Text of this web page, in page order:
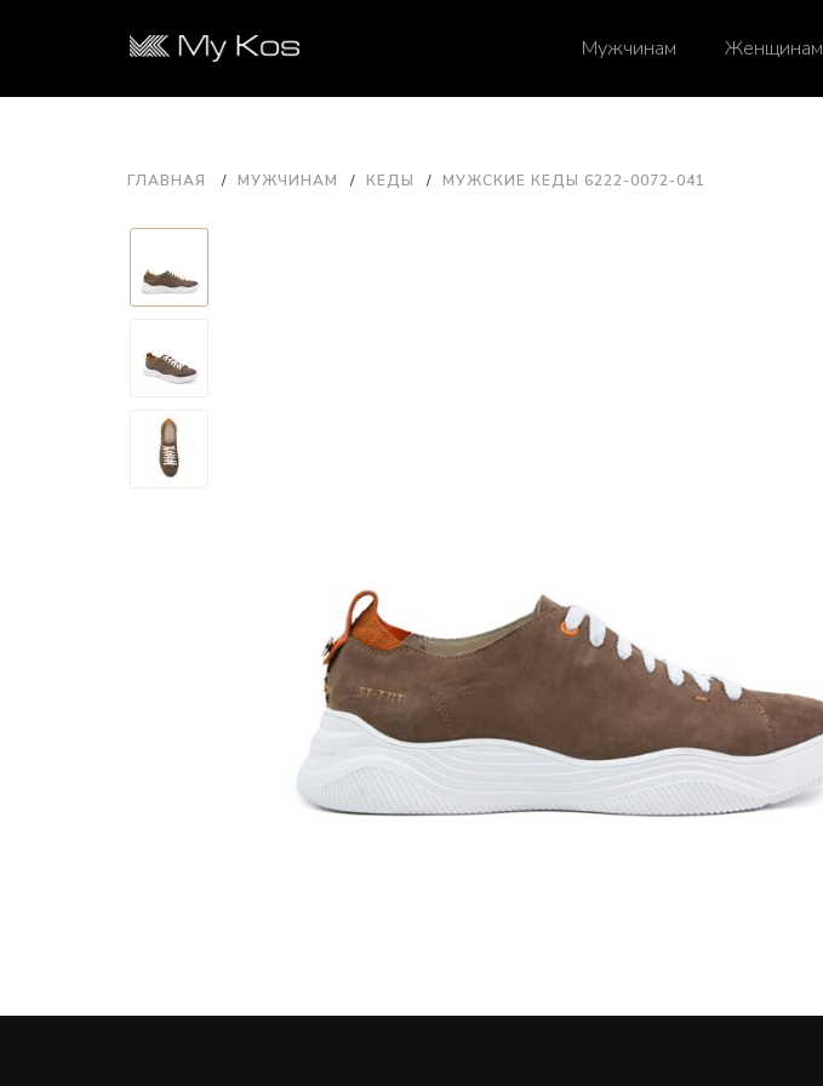
Мужчинам Женщинам
ГЛАВНАЯ МУЖЧИНАМ КЕДЫ МУЖСКИЕ КЕДЫ 6222-0072-041